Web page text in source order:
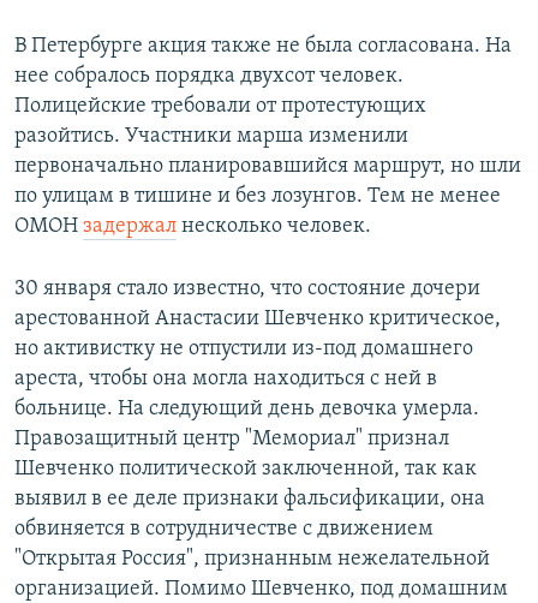
В Петербурге акция также не была согласована. На
нее собралось порядка двухсот человек.
Полицейские требовали от протестующих
разойтись. Участники марша изменили
первоначально планировавшийся маршрут, но шли
по улицам в тишине и без лозунгов. Тем не менее
ОМОН задержал несколько человек.
30 января стало известно, что состояние дочери
арестованной Анастасии Шевченко критическое,
но активистку не отпустили из-под домашнего
ареста, чтобы она могла находиться с ней в
больнице. На следующий день девочка умерла.
Правозащитный центр "Мемориал" признал
Шевченко политической заключенной, так как
выявил в ее деле признаки фальсификации, она
обвиняется в сотрудничестве с движением
"Открытая Россия", признанным нежелательной
организацией. Помимо Шевченко, под домашним